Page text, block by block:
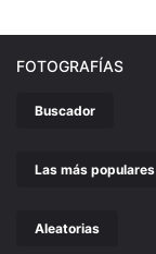
FOTOGRAFÍAS
Buscador
Las más populares
Aleatorias